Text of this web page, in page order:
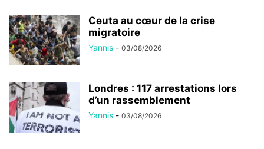
Ceuta au cœur de la crise
migratoire
Yannis - 03/08/2026
Londres : 117 arrestations lors
d’un rassemblement
Yannis - 03/08/2026